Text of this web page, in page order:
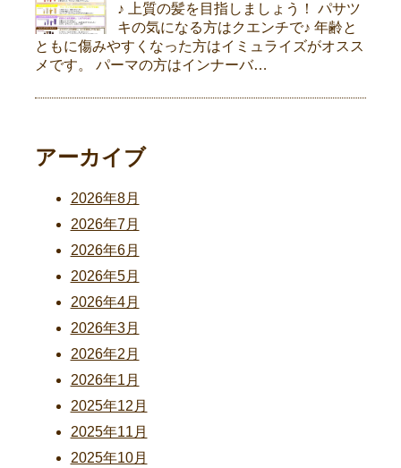
♪ 上質の髪を目指しましょう！ パサツ
キの気になる方はクエンチで♪ 年齢と
ともに傷みやすくなった方はイミュライズがオスス
メです。 パーマの方はインナーバ…
アーカイブ
2026年8月
2026年7月
2026年6月
2026年5月
2026年4月
2026年3月
2026年2月
2026年1月
2025年12月
2025年11月
2025年10月